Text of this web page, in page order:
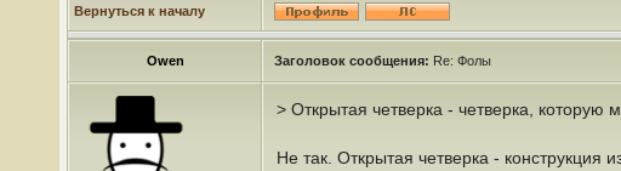
Вернуться к началу
Owen Заголовок сообщения: Re: Фолы
> Открытая четверка - четверка, которую
Не так. Открытая четверка - конструкция